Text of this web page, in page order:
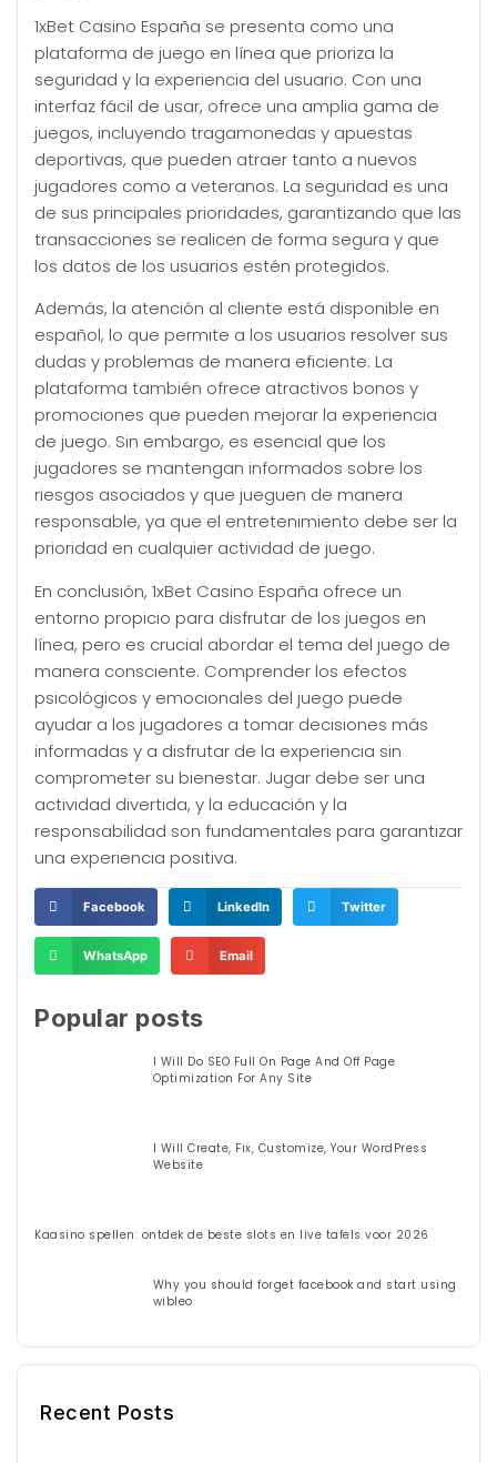
1xBet Casino España se presenta como una
plataforma de juego en línea que prioriza la
seguridad y la experiencia del usuario. Con una
interfaz fácil de usar, ofrece una amplia gama de
juegos, incluyendo tragamonedas y apuestas
deportivas, que pueden atraer tanto a nuevos
jugadores como a veteranos. La seguridad es una
de sus principales prioridades, garantizando que las
transacciones se realicen de forma segura y que
los datos de los usuarios estén protegidos.
Además, la atención al cliente está disponible en
español, lo que permite a los usuarios resolver sus
dudas y problemas de manera eficiente. La
plataforma también ofrece atractivos bonos y
promociones que pueden mejorar la experiencia
de juego. Sin embargo, es esencial que los
jugadores se mantengan informados sobre los
riesgos asociados y que jueguen de manera
responsable, ya que el entretenimiento debe ser la
prioridad en cualquier actividad de juego.
En conclusión, 1xBet Casino España ofrece un
entorno propicio para disfrutar de los juegos en
línea, pero es crucial abordar el tema del juego de
manera consciente. Comprender los efectos
psicológicos y emocionales del juego puede
ayudar a los jugadores a tomar decisiones más
informadas y a disfrutar de la experiencia sin
comprometer su bienestar. Jugar debe ser una
actividad divertida, y la educación y la
responsabilidad son fundamentales para garantizar
una experiencia positiva.
Facebook LinkedIn Twitter
WhatsApp Email
Popular posts
I Will Do SEO Full On Page And Off Page
Optimization For Any Site
I Will Create, Fix, Customize, Your WordPress
Website
Kaasino spellen: ontdek de beste slots en live tafels voor 2026
Why you should forget facebook and start using
wibleo
Recent Posts